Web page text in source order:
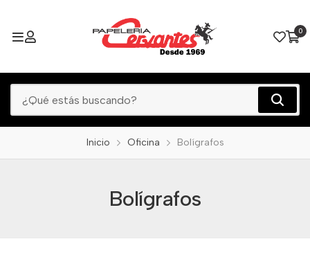
0
Inicio Oficina Bolígrafos
Bolígrafos